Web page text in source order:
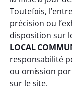
Toutefois,
précision ou
disposition sur
LOCAL
responsabilité
ou omission
sur le site.